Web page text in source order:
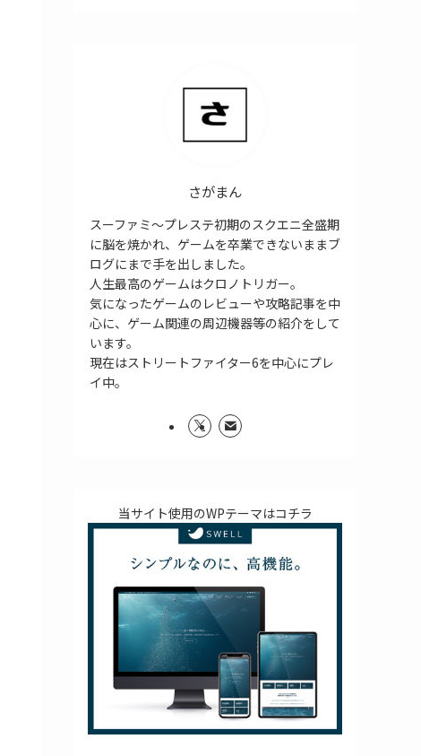
さがまん
スーファミ～プレステ初期のスクエニ全盛期
に脳を焼かれ、ゲームを卒業できないままブ
ログにまで手を出しました。
人生最高のゲームはクロノトリガー。
気になったゲームのレビューや攻略記事を中
心に、ゲーム関連の周辺機器等の紹介をして
います。
現在はストリートファイター6を中心にプレ
イ中。
当サイト使用のWPテーマはコチラ